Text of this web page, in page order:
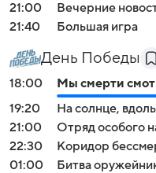
21:00
Вечерние
21:40
Большая игра
День Победы
18:00
Мы смерти
19:20
На солнце,
21:00
Отряд особого
22:30
Коридор
01:00
Битва